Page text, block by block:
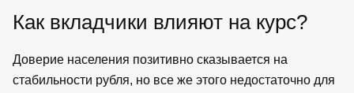
Как вкладчики влияют на курс?
Доверие населения позитивно сказывается на
стабильности рубля, но все же этого недостаточно для